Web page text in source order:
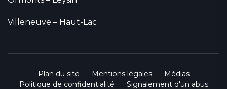
Villeneuve – Haut-Lac
Plan du site Mentions légales
Médias
Politique de confidentialité
Signalement d'un abus